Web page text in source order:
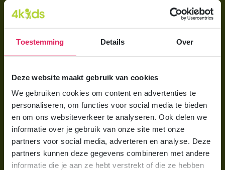
Toestemming Details Over
Deze website maakt gebruik van cookies
We gebruiken cookies om content en advertenties te
personaliseren, om functies voor social media te bieden
en om ons websiteverkeer te analyseren. Ook delen we
informatie over je gebruik van onze site met onze
partners voor social media, adverteren en analyse. Deze
partners kunnen deze gegevens combineren met andere
informatie die je aan ze hebt verstrekt of die ze hebben
Brochure aanvragen
Voor ouders
Wat kost een gastouder?
Hoe vind ik een gastouder?
Voor gastouders
Gastouder worden bij 4Kids